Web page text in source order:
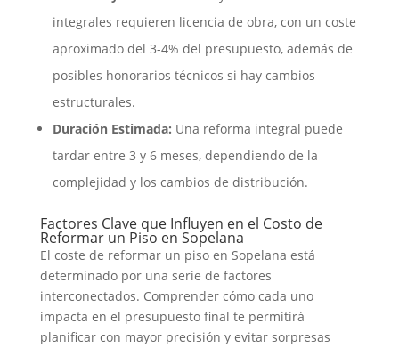
integrales requieren licencia de obra, con un coste
aproximado del 3-4% del presupuesto, además de
posibles honorarios técnicos si hay cambios
estructurales.
Duración Estimada: Una reforma integral puede
tardar entre 3 y 6 meses, dependiendo de la
complejidad y los cambios de distribución.
Factores Clave que Influyen en el Costo de
Reformar un Piso en Sopelana
El coste de reformar un piso en Sopelana está
determinado por una serie de factores
interconectados. Comprender cómo cada uno
impacta en el presupuesto final te permitirá
planificar con mayor precisión y evitar sorpresas